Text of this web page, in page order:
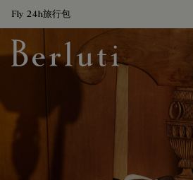
Fly 24h旅行包
Berluti homepage